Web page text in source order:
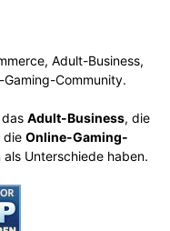
Adult-Business,
Community.
Adult-Business, die
Online-Gaming-
Unterschiede haben.